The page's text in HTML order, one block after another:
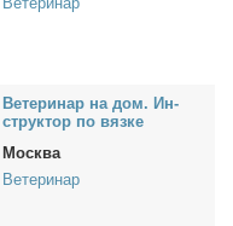
Ве­те­ри­нар на дом. Ин­
струк­тор по вяз­ке
Москва
Ветеринар